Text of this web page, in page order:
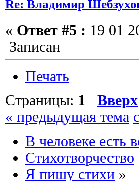
Re: Владимир
« Ответ #5 : 19 01
Записан
Печать
Страницы: 1
Вверх
« предыдущая тема
В человеке есть
Стихотворчество
Я пишу стихи »